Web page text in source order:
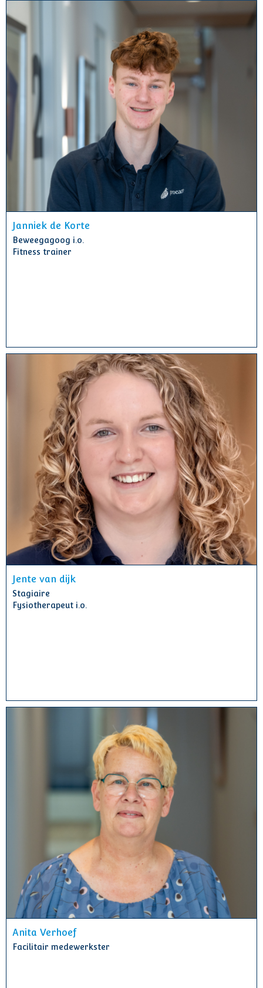
Janniek de Korte
Beweegagoog i.o.
Fitness trainer
Jente van dijk
Stagiaire
Fysiotherapeut i.o.
Anita Verhoef
Facilitair medewerkster